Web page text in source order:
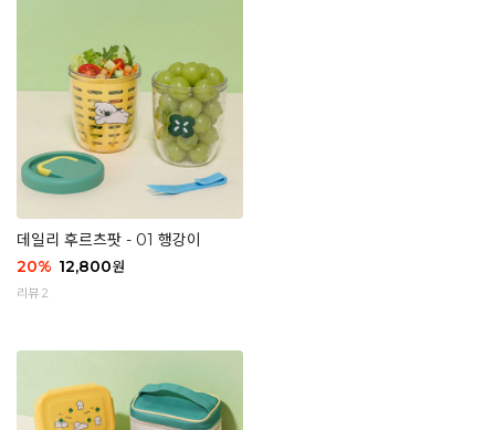
데일리 후르츠팟 - 01 행강이
20% 12,800원
리뷰 2